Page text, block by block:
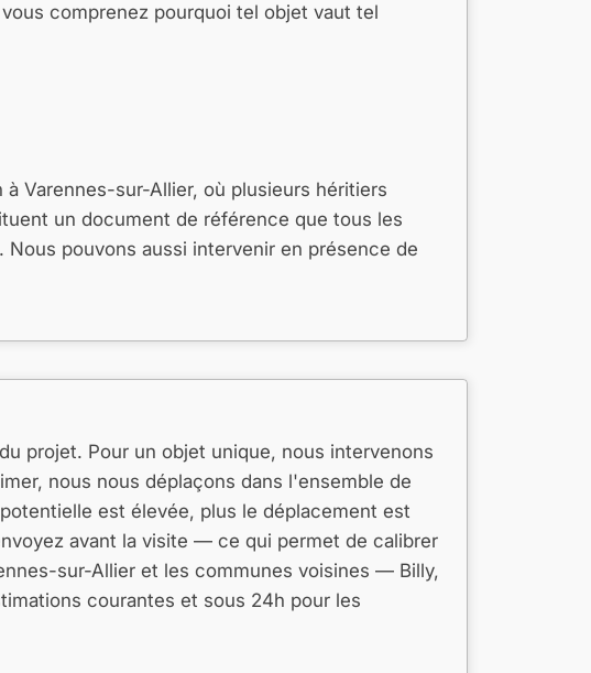
comprenez pourquoi tel objet vaut tel
Varennes-sur-Allier, où plusieurs héritiers
un document de référence que tous les
pouvons aussi intervenir en présence de
projet. Pour un objet unique, nous intervenons
nous nous déplaçons dans l'ensemble de
est élevée, plus le déplacement est
avant la visite — ce qui permet de calibrer
sur-Allier et les communes voisines — Billy,
courantes et sous 24h pour les